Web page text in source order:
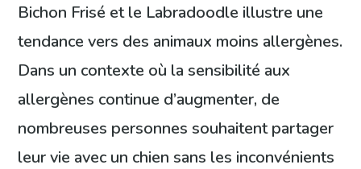
Bichon Frisé et le Labradoodle illustre une
tendance vers des animaux moins allergènes.
Dans un contexte où la sensibilité aux
allergènes continue d’augmenter, de
nombreuses personnes souhaitent partager
leur vie avec un chien sans les inconvénients